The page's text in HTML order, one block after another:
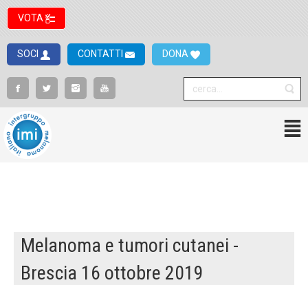
VOTA
SOCI CONTATTI DONA
Melanoma e tumori cutanei -
Brescia 16 ottobre 2019